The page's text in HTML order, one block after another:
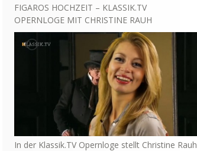
FIGAROS HOCHZEIT – KLASSIK.TV
OPERNLOGE MIT CHRISTINE RAUH
In der Klassik.TV Opernloge stellt Christine Rauh